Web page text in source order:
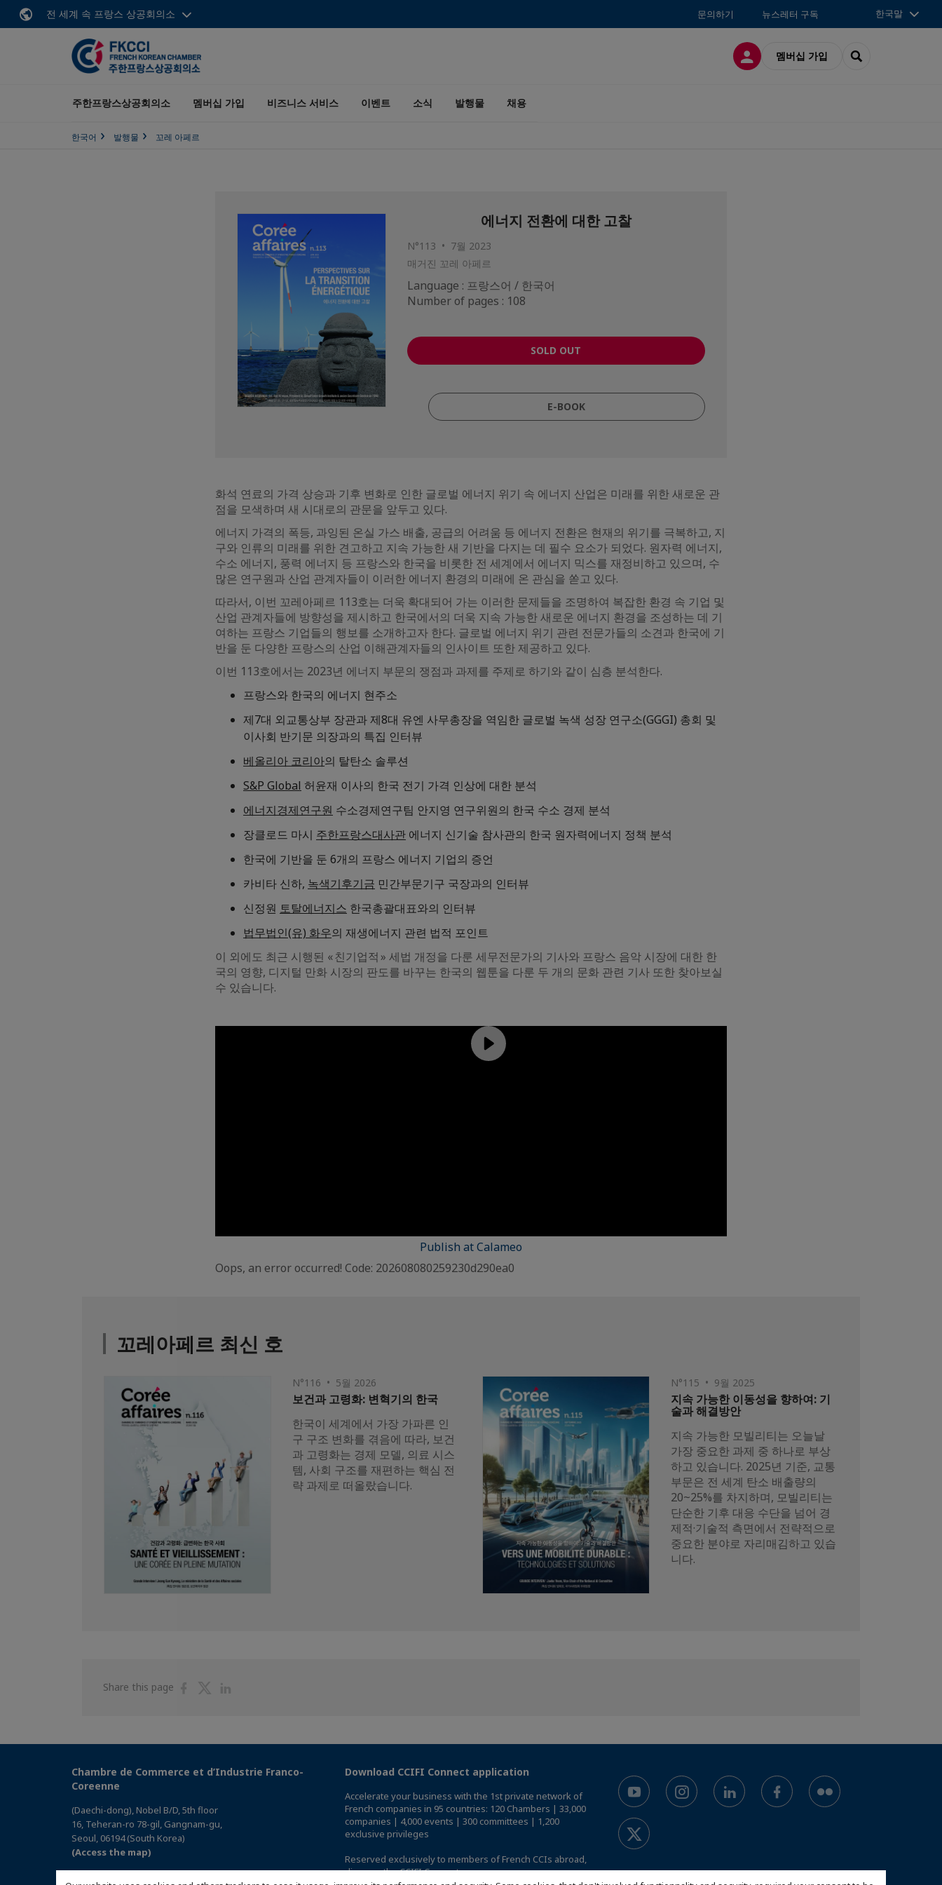
전 세계 속 프랑스 상공회의소 문의하기 뉴스레터 구독 한국말
접속 멤버십 가입 SEARCH
주한프랑스상공회의소 멤버십 가입 비즈니스 서비스 이벤트 소식 발행물 채용
한국어 발행물 꼬레 아페르
에너지 전환에 대한 고찰
N°113 • 7월 2023
매거진 꼬레 아페르
Language : 프랑스어 / 한국어
Number of pages : 108
SOLD OUT
E-BOOK
화석 연료의 가격 상승과 기후 변화로 인한 글로벌 에너지 위기 속 에너지 산업은 미래를 위한 새로운 관
점을 모색하며 새 시대로의 관문을 앞두고 있다.
에너지 가격의 폭등, 과잉된 온실 가스 배출, 공급의 어려움 등 에너지 전환은 현재의 위기를 극복하고, 지
구와 인류의 미래를 위한 견고하고 지속 가능한 새 기반을 다지는 데 필수 요소가 되었다. 원자력 에너지,
수소 에너지, 풍력 에너지 등 프랑스와 한국을 비롯한 전 세계에서 에너지 믹스를 재정비하고 있으며, 수
많은 연구원과 산업 관계자들이 이러한 에너지 환경의 미래에 온 관심을 쏟고 있다.
따라서, 이번 꼬레아페르 113호는 더욱 확대되어 가는 이러한 문제들을 조명하여 복잡한 환경 속 기업 및
산업 관계자들에 방향성을 제시하고 한국에서의 더욱 지속 가능한 새로운 에너지 환경을 조성하는 데 기
여하는 프랑스 기업들의 행보를 소개하고자 한다. 글로벌 에너지 위기 관련 전문가들의 소견과 한국에 기
반을 둔 다양한 프랑스의 산업 이해관계자들의 인사이트 또한 제공하고 있다.
이번 113호에서는 2023년 에너지 부문의 쟁점과 과제를 주제로 하기와 같이 심층 분석한다.
프랑스와 한국의 에너지 현주소
제7대 외교통상부 장관과 제8대 유엔 사무총장을 역임한 글로벌 녹색 성장 연구소(GGGI) 총회 및
이사회 반기문 의장과의 특집 인터뷰
베올리아 코리아의 탈탄소 솔루션
S&P Global 허윤재 이사의 한국 전기 가격 인상에 대한 분석
에너지경제연구원 수소경제연구팀 안지영 연구위원의 한국 수소 경제 분석
장클로드 마시 주한프랑스대사관 에너지 신기술 참사관의 한국 원자력에너지 정책 분석
한국에 기반을 둔 6개의 프랑스 에너지 기업의 증언
카비타 신하, 녹색기후기금 민간부문기구 국장과의 인터뷰
신정원 토탈에너지스 한국총괄대표와의 인터뷰
법무법인(유) 화우의 재생에너지 관련 법적 포인트
이 외에도 최근 시행된 « 친기업적 » 세법 개정을 다룬 세무전문가의 기사와 프랑스 음악 시장에 대한 한
국의 영향, 디지털 만화 시장의 판도를 바꾸는 한국의 웹툰을 다룬 두 개의 문화 관련 기사 또한 찾아보실
수 있습니다.
Publish at Calameo
Oops, an error occurred! Code: 202608080259230d290ea0
꼬레아페르 최신 호
N°116 • 5월 2026
보건과 고령화: 변혁기의 한국
한국이 세계에서 가장 가파른 인
구 구조 변화를 겪음에 따라, 보건
과 고령화는 경제 모델, 의료 시스
템, 사회 구조를 재편하는 핵심 전
략 과제로 떠올랐습니다.
N°115 • 9월 2025
지속 가능한 이동성을 향하여: 기
술과 해결방안
지속 가능한 모빌리티는 오늘날
가장 중요한 과제 중 하나로 부상
하고 있습니다. 2025년 기준, 교통
부문은 전 세계 탄소 배출량의
20~25%를 차지하며, 모빌리티는
단순한 기후 대응 수단을 넘어 경
제적·기술적 측면에서 전략적으로
중요한 분야로 자리매김하고 있습
니다.
Share this page
ShareShare
Chambre de Commerce et d’Industrie Franco-
Coreenne
(Daechi-dong), Nobel B/D, 5th floor
16, Teheran-ro 78-gil, Gangnam-gu,
Seoul, 06194 (South Korea)
(Access the map)
Download CCIFI Connect application
Accelerate your business with the 1st private network of
French companies in 95 countries: 120 Chambers | 33,000
companies | 4,000 events | 300 committees | 1,200
exclusive privileges
Reserved exclusively to members of French CCIs abroad,
discover the CCIFI Connect app.